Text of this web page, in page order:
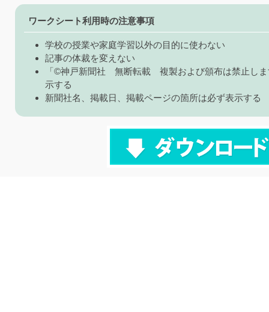
ワークシート利用時の注意事項
学校の授業や家庭学習以外の目的に使わない
記事の体裁を変えない
「©神戸新聞社 無断転載 複製および頒布は禁止しま
示する
新聞社名、掲載日、掲載ページの箇所は必ず表示する